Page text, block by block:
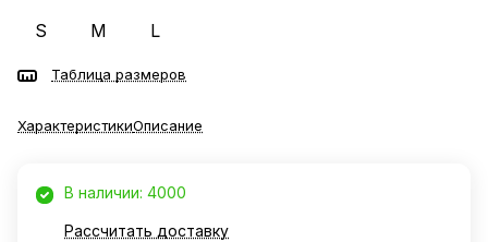
S M L
Таблица размеров
ХарактеристикиОписание
В наличии: 4000
Рассчитать доставку